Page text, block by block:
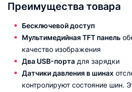
Преимущества товара
Бесключевой доступ
Мультимедийная TFT панель
качество изображения
Два USB-порта для зарядки
Датчики давления в шинах
контролируют состояние шин.